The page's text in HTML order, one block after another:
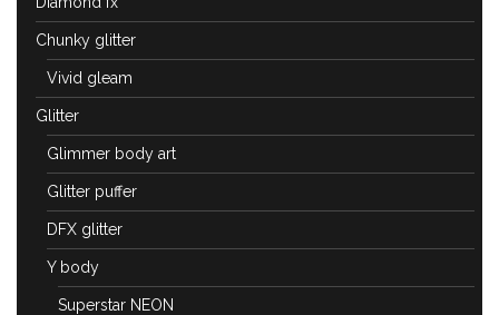
Chunky glitter
Vivid gleam
Glitter
Glimmer body art
Glitter puffer
DFX glitter
Y body
Superstar NEON